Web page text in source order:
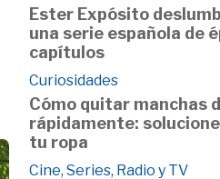
Ester Expósito
una serie española de
capítulos
Curiosidades
Cómo quitar manchas
rápidamente:
tu ropa
Cine, Series, Radio y TV